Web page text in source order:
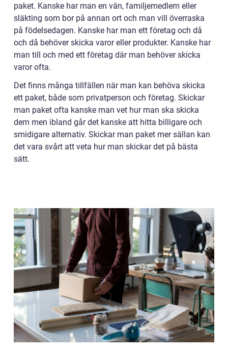
paket. Kanske har man en vän, familjemedlem eller
släkting som bor på annan ort och man vill överraska
på födelsedagen. Kanske har man ett företag och då
och då behöver skicka varor eller produkter. Kanske har
man till och med ett företag där man behöver skicka
varor ofta.
Det finns många tillfällen när man kan behöva skicka
ett paket, både som privatperson och företag. Skickar
man paket ofta kanske man vet hur man ska skicka
dem men ibland går det kanske att hitta billigare och
smidigare alternativ. Skickar man paket mer sällan kan
det vara svårt att veta hur man skickar det på bästa
sätt.